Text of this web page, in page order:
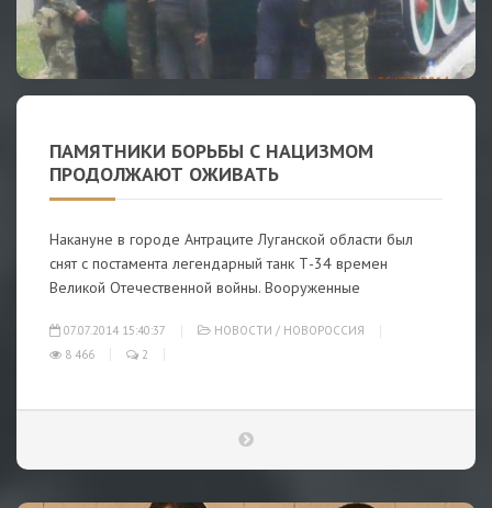
ПАМЯТНИКИ БОРЬБЫ С НАЦИЗМОМ
ПРОДОЛЖАЮТ ОЖИВАТЬ
Накануне в городе Антраците Луганской области был
снят с постамента легендарный танк Т-34 времен
Великой Отечественной войны. Вооруженные
07.07.2014 15:40:37 НОВОСТИ / НОВОРОССИЯ
8 466
2